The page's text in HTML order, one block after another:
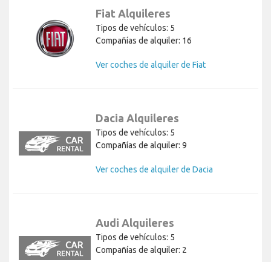
Fiat Alquileres
Tipos de vehículos: 5
Compañías de alquiler: 16
Ver coches de alquiler de Fiat
Dacia Alquileres
Tipos de vehículos: 5
Compañías de alquiler: 9
Ver coches de alquiler de Dacia
Audi Alquileres
Tipos de vehículos: 5
Compañías de alquiler: 2